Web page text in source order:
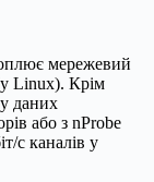
мережевий
Linux). Крім
даних
або з nProbe
с каналів у